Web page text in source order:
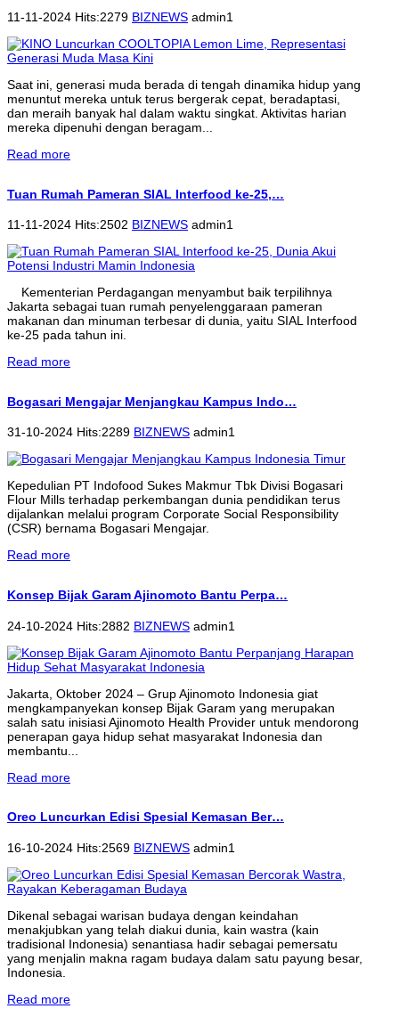
11-11-2024 Hits:2279 BIZNEWS admin1
Saat ini, generasi muda berada di tengah dinamika hidup yang
menuntut mereka untuk terus bergerak cepat, beradaptasi,
dan meraih banyak hal dalam waktu singkat. Aktivitas harian
mereka dipenuhi dengan beragam...
Read more
Tuan Rumah Pameran SIAL Interfood ke-25,…
11-11-2024 Hits:2502 BIZNEWS admin1
Kementerian Perdagangan menyambut baik terpilihnya
Jakarta sebagai tuan rumah penyelenggaraan pameran
makanan dan minuman terbesar di dunia, yaitu SIAL Interfood
ke-25 pada tahun ini.
Read more
Bogasari Mengajar Menjangkau Kampus Indo…
31-10-2024 Hits:2289 BIZNEWS admin1
Kepedulian PT Indofood Sukes Makmur Tbk Divisi Bogasari
Flour Mills terhadap perkembangan dunia pendidikan terus
dijalankan melalui program Corporate Social Responsibility
(CSR) bernama Bogasari Mengajar.
Read more
Konsep Bijak Garam Ajinomoto Bantu Perpa…
24-10-2024 Hits:2882 BIZNEWS admin1
Jakarta, Oktober 2024 – Grup Ajinomoto Indonesia giat
mengkampanyekan konsep Bijak Garam yang merupakan
salah satu inisiasi Ajinomoto Health Provider untuk mendorong
penerapan gaya hidup sehat masyarakat Indonesia dan
membantu...
Read more
Oreo Luncurkan Edisi Spesial Kemasan Ber…
16-10-2024 Hits:2569 BIZNEWS admin1
Dikenal sebagai warisan budaya dengan keindahan
menakjubkan yang telah diakui dunia, kain wastra (kain
tradisional Indonesia) senantiasa hadir sebagai pemersatu
yang menjalin makna ragam budaya dalam satu payung besar,
Indonesia.
Read more